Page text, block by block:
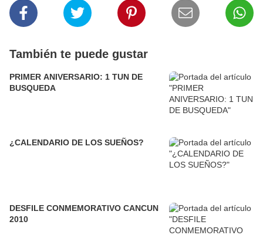
También te puede gustar
PRIMER ANIVERSARIO: 1 TUN DE
BUSQUEDA
¿CALENDARIO DE LOS SUEÑOS?
DESFILE CONMEMORATIVO CANCUN
2010